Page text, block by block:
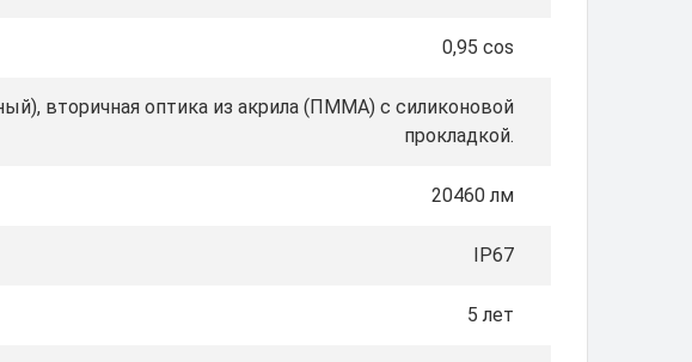
0,95 cos
вторичная оптика из акрила (ПММА) с силиконовой
прокладкой.
20460 лм
IP67
5 лет